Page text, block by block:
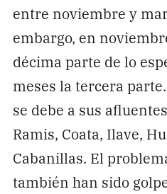
entre noviembre y
embargo, en
décima parte de lo
meses la tercera
se debe a sus
Ramis, Coata, Ilave,
Cabanillas. El
también han sido